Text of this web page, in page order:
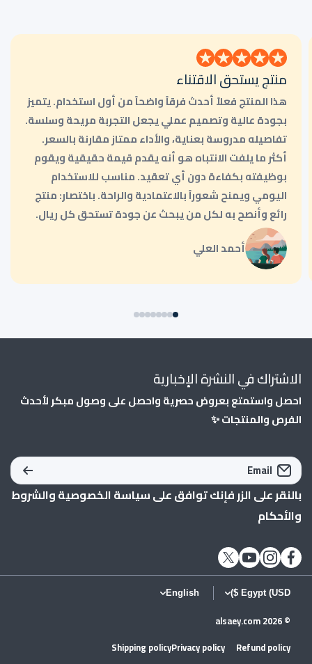
منتج يستحق الاقتناء
هذا المنتج فعلاً أحدث فرقاً واضحاً من أول استخدام. يتميز
بجودة عالية وتصميم عملي يجعل التجربة مريحة وسلسة.
تفاصيله مدروسة بعناية، والأداء ممتاز مقارنة بالسعر.
أكثر ما يلفت الانتباه هو أنه يقدم قيمة حقيقية ويقوم
بوظيفته بكفاءة دون أي تعقيد. مناسب للاستخدام
اليومي ويمنح شعوراً بالاعتمادية والراحة. باختصار: منتج
رائع وأنصح به لكل من يبحث عن جودة تستحق كل ريال.
أحمد العلي
الاشتراك في النشرة الإخبارية
احصل واستمتع بعروض حصرية واحصل على وصول مبكر لأحدث
الفرص والمنتجات ✨
Email
بالنقر على الزر فإنك توافق علىسياسة الخصوصيةوالشروط
والأحكام
facebookcom/AlSaeycom1/
instagramcom/alsaey_com/
youtubecom/shopify
twittercom/alsaey_com
Egypt (USD $)
English
© 2026
alsaey.com
Refund policy
Privacy policy
Shipping policy